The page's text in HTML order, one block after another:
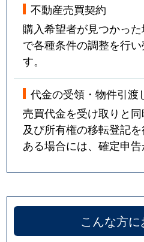
不動産売買契約
購入希望者が見つかっ
で各種条件の調整を行
す。
代金の受領・物件引渡
売買代金を受け取りと
及び所有権の移転登記
ある場合には、確定申告
こんな方